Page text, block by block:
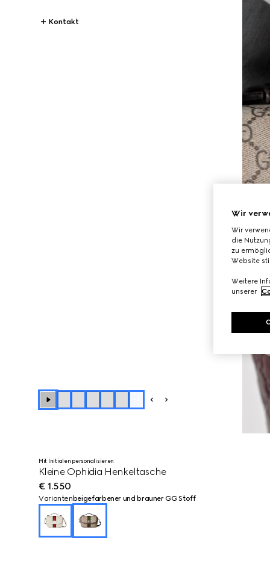
Kontakt
Mit Initialen personalisieren
Kleine Ophidia Henkeltasche
€ 1.550
Varianten beigefarbener und brauner GG Stoff
Wir
Wir
die
zu
Website
Weitere
unserer